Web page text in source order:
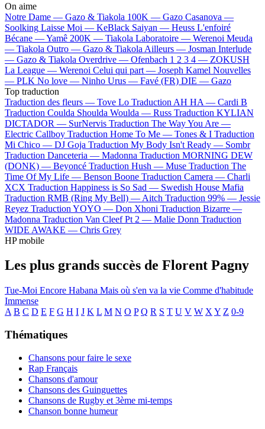
On aime
Notre Dame — Gazo & Tiakola 100K — Gazo Casanova —
Soolking Laisse Moi — KeBlack Saiyan — Heuss L'enfoiré
Bécane —Yamê 200K — Tiakola Laboratoire — Werenoi Meuda
— Tiakola Outro — Gazo & Tiakola Ailleurs — Josman Interlude
— Gazo & Tiakola Overdrive — Ofenbach 1 2 3 4 — ZOKUSH
La League — Werenoi Celui qui part — Joseph Kamel Nouvelles
— PLK No love — Ninho Urus — Favé (FR) DIE — Gazo
Top traduction
Traduction des fleurs — Tove Lo Traduction AH HA — Cardi B
Traduction Coulda Shoulda Woulda — Russ Traduction KYLIAN
DICTADOR — SurNervis Traduction The Way You Are —
Electric Callboy Traduction Home To Me — Tones & I Traduction
Mi Chico — DJ Goja Traduction My Body Isn't Ready — Sombr
Traduction Danceteria — Madonna Traduction MORNING DEW
(DONK) — Beyoncé Traduction Hush — Muse Traduction The
Time Of My Life — Benson Boone Traduction Camera — Charli
XCX Traduction Happiness is So Sad — Swedish House Mafia
Traduction RMB (Ring My Bell) — Aitch Traduction 99% — Jessie
Reyez Traduction YOYO — Don Xhoni Traduction Bizarre —
Madonna Traduction Van Cleef Pt 2 — Malie Donn Traduction
WIDE AWAKE — Chris Grey
HP mobile
Les plus grands succès de Florent Pagny
Tue-Moi Encore Habana Mais où s'en va la vie Comme d'habitude
Immense
A B C D E F G H I J K L M N O P Q R S T U V W X Y Z 0-9
Thématiques
Chansons pour faire le sexe
Rap Français
Chansons d'amour
Chansons des Guinguettes
Chansons de Rugby et 3ème mi-temps
Chanson bonne humeur